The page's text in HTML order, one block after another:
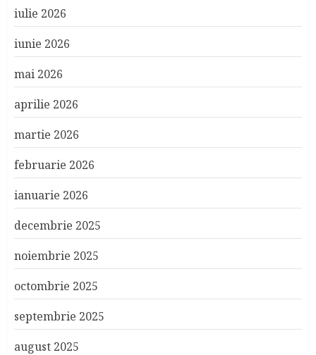
iulie 2026
iunie 2026
mai 2026
aprilie 2026
martie 2026
februarie 2026
ianuarie 2026
decembrie 2025
noiembrie 2025
octombrie 2025
septembrie 2025
august 2025